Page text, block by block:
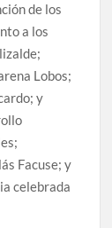
de los
a los
Lobos;
y
Facuse; y
celebrada